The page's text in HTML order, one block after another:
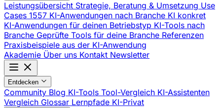
Leistungsübersicht Strategie, Beratung & Umsetzung Use
Cases 1557 KI-Anwendungen nach Branche KI konkret
KI-Anwendungen für deinen Betriebstyp KI-Tools nach
Branche Geprüfte Tools für deine Branche Referenzen
Praxisbeispiele aus der KI-Anwendung
Akademie Über uns Kontakt Newsletter
Entdecken
Community Blog KI-Tools Tool-Vergleich KI-Assistenten
Vergleich Glossar Lernpfade KI-Privat